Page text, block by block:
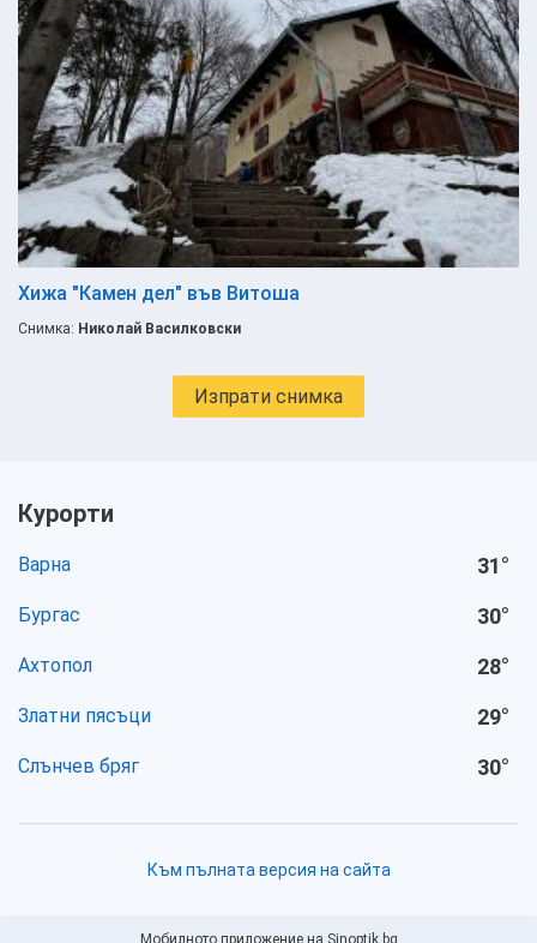
Хижа "Камен дел" във Витоша
Снимка: Николай Василковски
Изпрати снимка
Курорти
Варна 31°
Бургас 30°
Ахтопол 28°
Златни пясъци 29°
Слънчев бряг 30°
Към пълната версия на сайта
Мобилното приложение на Sinoptik.bg